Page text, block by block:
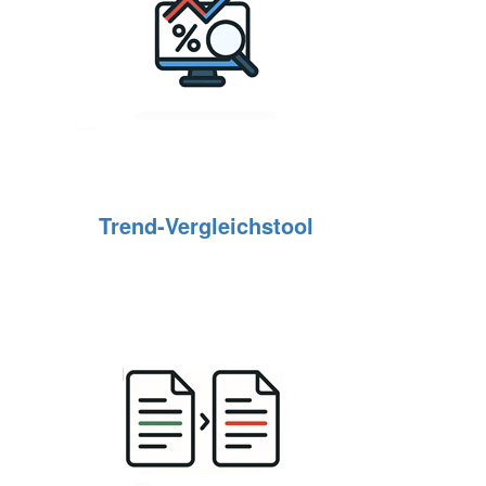
Trend‑Vergleichstool